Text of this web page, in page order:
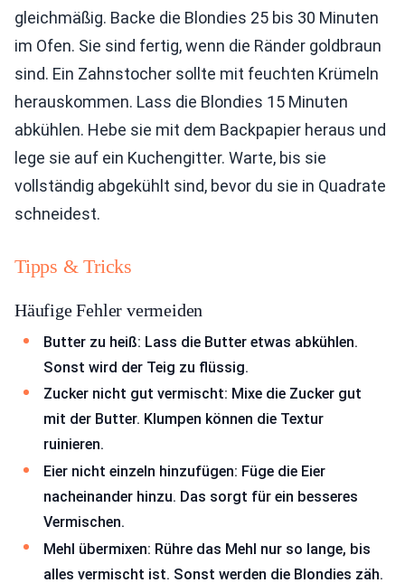
gleichmäßig. Backe die Blondies 25 bis 30 Minuten
im Ofen. Sie sind fertig, wenn die Ränder goldbraun
sind. Ein Zahnstocher sollte mit feuchten Krümeln
herauskommen. Lass die Blondies 15 Minuten
abkühlen. Hebe sie mit dem Backpapier heraus und
lege sie auf ein Kuchengitter. Warte, bis sie
vollständig abgekühlt sind, bevor du sie in Quadrate
schneidest.
Tipps & Tricks
Häufige Fehler vermeiden
Butter zu heiß: Lass die Butter etwas abkühlen.
Sonst wird der Teig zu flüssig.
Zucker nicht gut vermischt: Mixe die Zucker gut
mit der Butter. Klumpen können die Textur
ruinieren.
Eier nicht einzeln hinzufügen: Füge die Eier
nacheinander hinzu. Das sorgt für ein besseres
Vermischen.
Mehl übermixen: Rühre das Mehl nur so lange, bis
alles vermischt ist. Sonst werden die Blondies zäh.